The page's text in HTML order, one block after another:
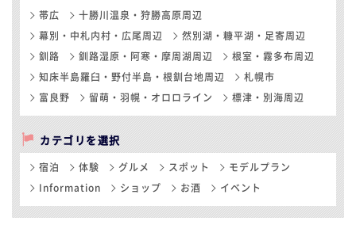
帯広 十勝川温泉・狩勝高原周辺
幕別・中札内村・広尾周辺 然別湖・糠平湖・足寄周辺
釧路 釧路湿原・阿寒・摩周湖周辺 根室・霧多布周辺
知床半島羅臼・野付半島・根釧台地周辺 札幌市
富良野 留萌・羽幌・オロロライン 標津・別海周辺
カテゴリを選択
宿泊 体験 グルメ スポット モデルプラン
Information ショップ お酒 イベント